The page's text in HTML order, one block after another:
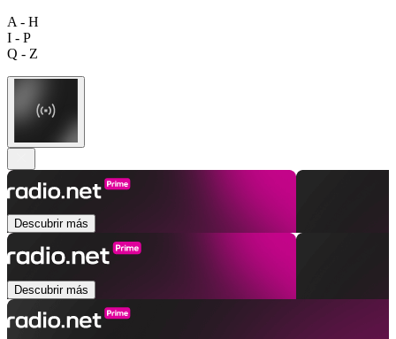
A - H
I - P
Q - Z
Descubrir más
Descubrir más